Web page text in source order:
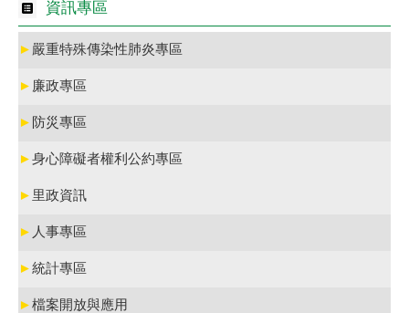
資訊專區
► 嚴重特殊傳染性肺炎專區
► 廉政專區
► 防災專區
►身心障礙者權利公約專區
► 里政資訊
► 人事專區
►統計專區
►檔案開放與應用